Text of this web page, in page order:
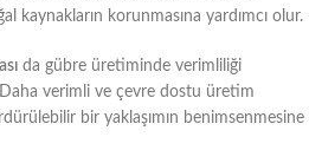
kaynakların korunmasına yardımcı olur.
da gübre üretiminde verimliliği
verimli ve çevre dostu üretim
bir yaklaşımın benimsenmesine